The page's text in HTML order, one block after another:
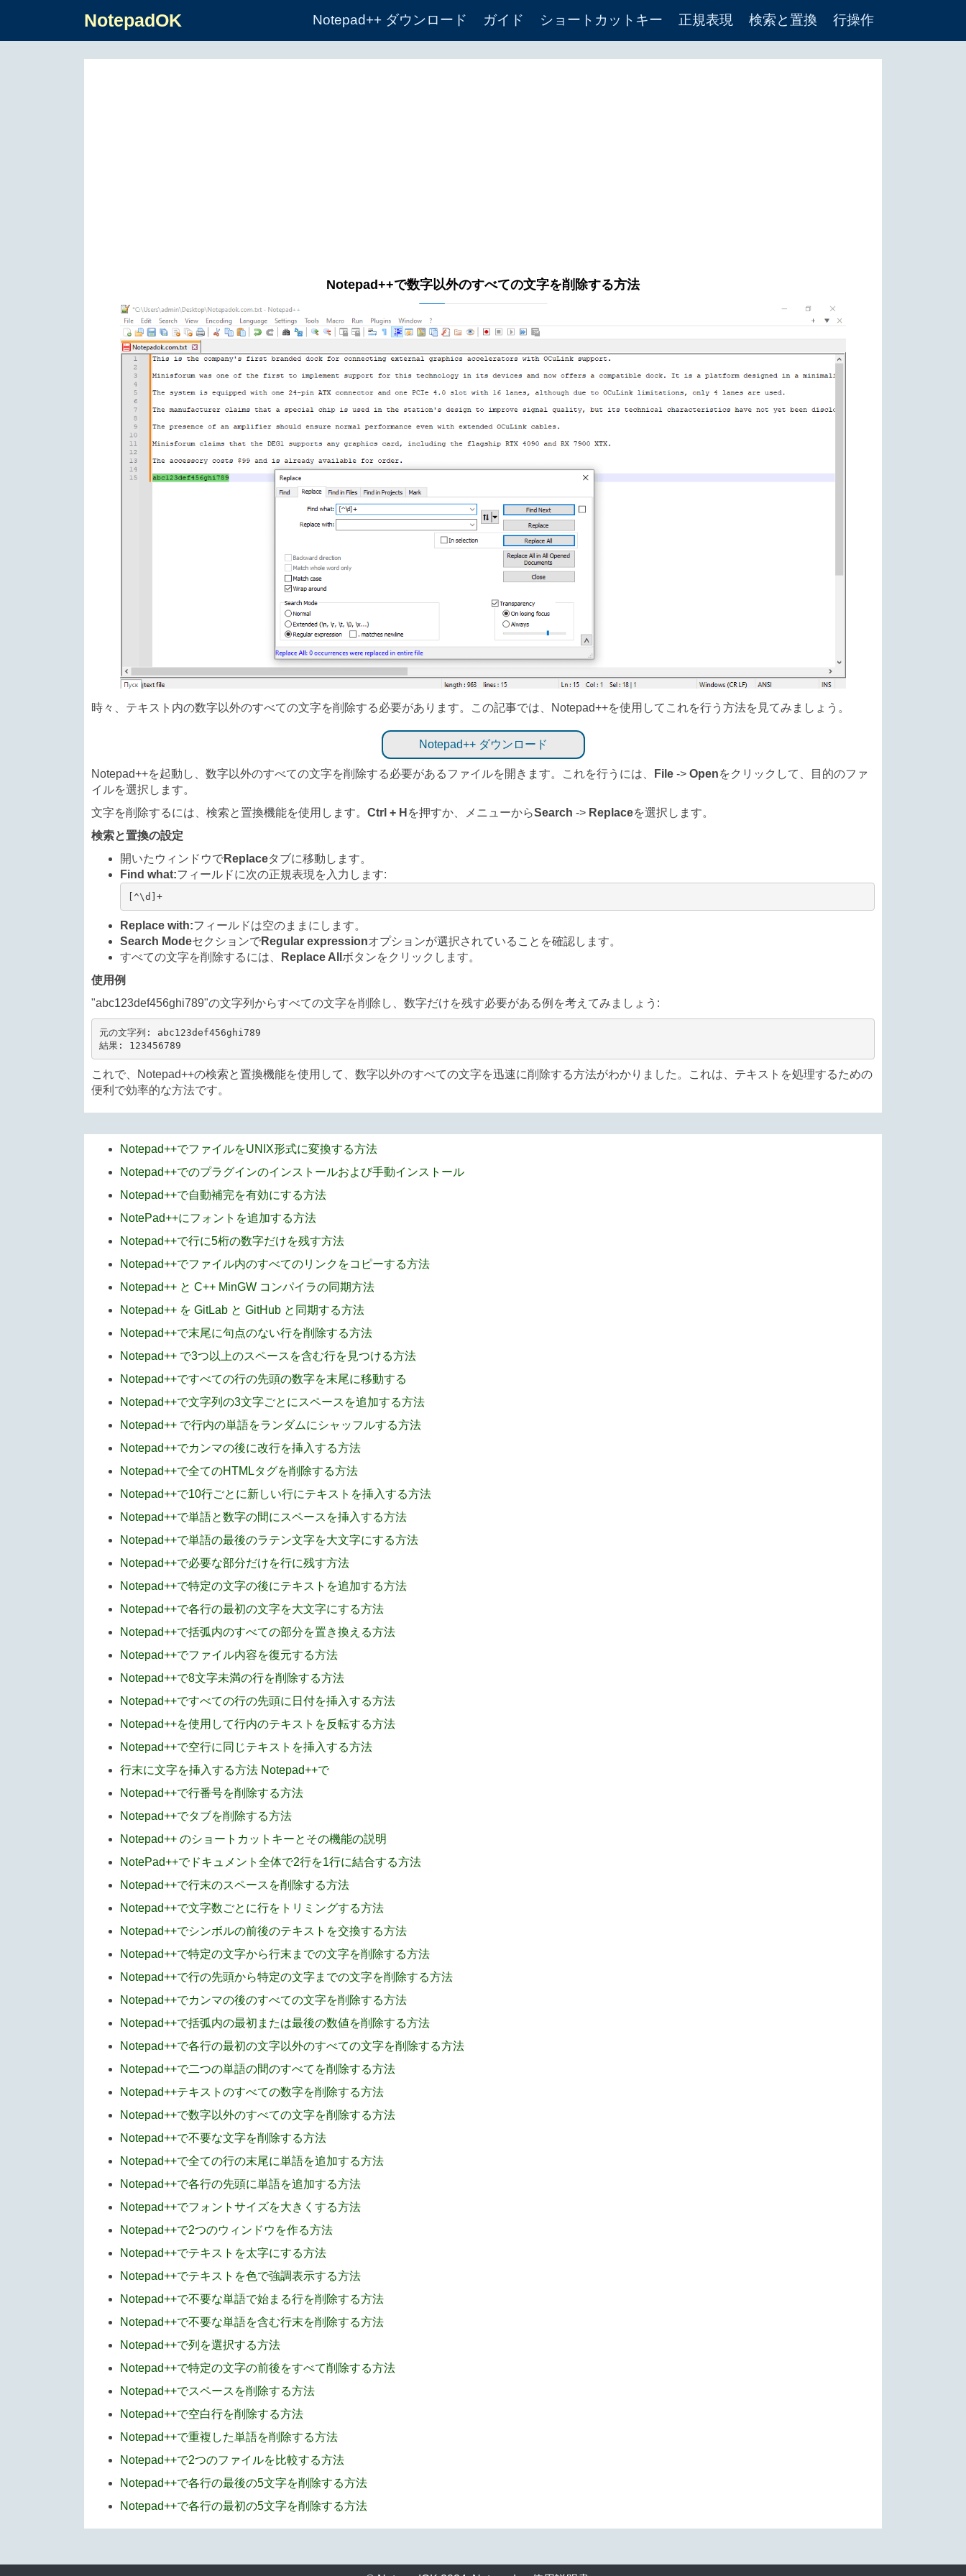
NotepadOK Notepad++ ダウンロード ガイド ショートカットキー 正規表現 検索と置換 行操作
Notepad++で数字以外のすべての文字を削除する方法
時々、テキスト内の数字以外のすべての文字を削除する必要があります。この記事では、Notepad++を使用してこれを行う方法を見てみましょう。
Notepad++ ダウンロード
Notepad++を起動し、数字以外のすべての文字を削除する必要があるファイルを開きます。これを行うには、 File -> Openをクリックして、目的のファ
イルを選択します。
文字を削除するには、検索と置換機能を使用します。 Ctrl + H を押すか、メニューからSearch -> Replaceを選択します。
検索と置換の設定
開いたウィンドウでReplaceタブに移動します。
Find what:フィールドに次の正規表現を入力します:
[^\d]+
Replace with:フィールドは空のままにします。
Search ModeセクションでRegular expressionオプションが選択されていることを確認します。
すべての文字を削除するには、
Replace All ボタンをクリックします。
使用例
"abc123def456ghi789"の文字列からすべての文字を削除し、数字だけを残す必要がある例を考えてみましょう:
元の文字列: abc123def456ghi789
結果: 123456789
これで、Notepad++の検索と置換機能を使用して、数字以外のすべての文字を迅速に削除する方法がわかりました。これは、テキストを処理するための
便利で効率的な方法です。
Notepad++でファイルをUNIX形式に変換する方法
Notepad++でのプラグインのインストールおよび手動インストール
Notepad++で自動補完を有効にする方法
NotePad++にフォントを追加する方法
Notepad++で行に5桁の数字だけを残す方法
Notepad++でファイル内のすべてのリンクをコピーする方法
Notepad++ と C++ MinGW コンパイラの同期方法
Notepad++ を GitLab と GitHub と同期する方法
Notepad++で末尾に句点のない行を削除する方法
Notepad++ で3つ以上のスペースを含む行を見つける方法
Notepad++ですべての行の先頭の数字を末尾に移動する
Notepad++で文字列の3文字ごとにスペースを追加する方法
Notepad++ で行内の単語をランダムにシャッフルする方法
Notepad++でカンマの後に改行を挿入する方法
Notepad++で全てのHTMLタグを削除する方法
Notepad++で10行ごとに新しい行にテキストを挿入する方法
Notepad++で単語と数字の間にスペースを挿入する方法
Notepad++で単語の最後のラテン文字を大文字にする方法
Notepad++で必要な部分だけを行に残す方法
Notepad++で特定の文字の後にテキストを追加する方法
Notepad++で各行の最初の文字を大文字にする方法
Notepad++で括弧内のすべての部分を置き換える方法
Notepad++でファイル内容を復元する方法
Notepad++で8文字未満の行を削除する方法
Notepad++ですべての行の先頭に日付を挿入する方法
Notepad++を使用して行内のテキストを反転する方法
Notepad++で空行に同じテキストを挿入する方法
行末に文字を挿入する方法 Notepad++で
Notepad++で行番号を削除する方法
Notepad++でタブを削除する方法
Notepad++ のショートカットキーとその機能の説明
NotePad++でドキュメント全体で2行を1行に結合する方法
Notepad++で行末のスペースを削除する方法
Notepad++で文字数ごとに行をトリミングする方法
Notepad++でシンボルの前後のテキストを交換する方法
Notepad++で特定の文字から行末までの文字を削除する方法
Notepad++で行の先頭から特定の文字までの文字を削除する方法
Notepad++でカンマの後のすべての文字を削除する方法
Notepad++で括弧内の最初または最後の数値を削除する方法
Notepad++で各行の最初の文字以外のすべての文字を削除する方法
Notepad++で二つの単語の間のすべてを削除する方法
Notepad++テキストのすべての数字を削除する方法
Notepad++で数字以外のすべての文字を削除する方法
Notepad++で不要な文字を削除する方法
Notepad++で全ての行の末尾に単語を追加する方法
Notepad++で各行の先頭に単語を追加する方法
Notepad++でフォントサイズを大きくする方法
Notepad++で2つのウィンドウを作る方法
Notepad++でテキストを太字にする方法
Notepad++でテキストを色で強調表示する方法
Notepad++で不要な単語で始まる行を削除する方法
Notepad++で不要な単語を含む行末を削除する方法
Notepad++で列を選択する方法
Notepad++で特定の文字の前後をすべて削除する方法
Notepad++でスペースを削除する方法
Notepad++で空白行を削除する方法
Notepad++で重複した単語を削除する方法
Notepad++で2つのファイルを比較する方法
Notepad++で各行の最後の5文字を削除する方法
Notepad++で各行の最初の5文字を削除する方法